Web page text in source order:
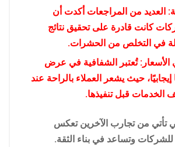
العديد من المراجعات أكدت أن
كانت قادرة على تحقيق نتائج
في التخلص من الحشرات.
الأسعار: تُعتبر الشفافية في عرض
إيجابيًا، حيث يشعر العملاء بالراحة عند
الخدمات قبل تنفيذها.
تأتي من تجارب الآخرين تعكس
للشركات وتساعد في بناء الثقة.